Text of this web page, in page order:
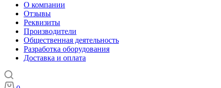
О компании
Отзывы
Реквизиты
Производители
Общественная деятельность
Разработка оборудования
Доставка и оплата